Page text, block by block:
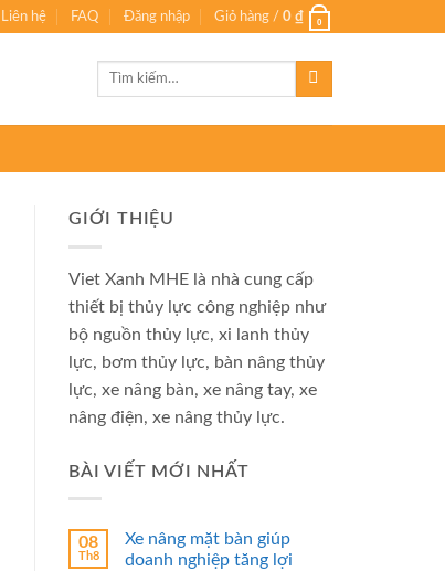
Liên hệ FAQ Đăng nhập Giỏ hàng / 0 ₫ 0
Tìm
GIỚI THIỆU
Viet Xanh MHE là nhà cung cấp
thiết bị thủy lực công nghiệp như
bộ nguồn thủy lực, xi lanh thủy
lực, bơm thủy lực, bàn nâng thủy
lực, xe nâng bàn, xe nâng tay, xe
nâng điện, xe nâng thủy lực.
BÀI VIẾT MỚI NHẤT
08
Th8
Xe nâng mặt bàn giúp
doanh nghiệp tăng lợi